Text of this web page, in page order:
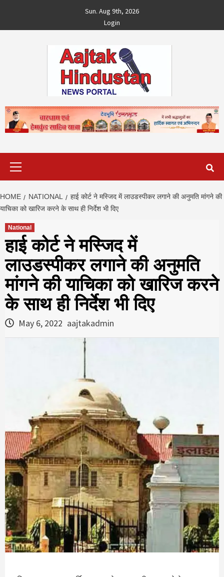
content
Sun. Aug 9th, 2026
Login
HOME NATIONAL
हाई कोर्ट ने मस्जिद में लाउडस्पीकर लगाने की अनुमति मांगने की
याचिका को खारिज करने के साथ ही निर्देश भी दिए
National
हाई कोर्ट ने मस्जिद में
लाउडस्पीकर लगाने की अनुमति
मांगने की याचिका को खारिज करने
के साथ ही निर्देश भी दिए
May 6, 2022 aajtakadmin